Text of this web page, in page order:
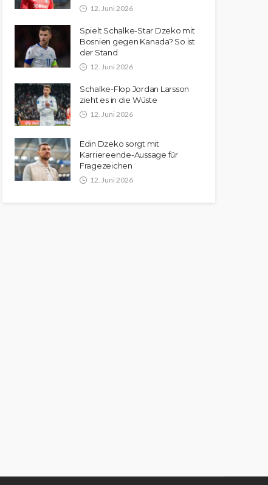
12. Juni 2026
Spielt Schalke-Star Dzeko mit
Bosnien gegen Kanada? So ist
der Stand
12. Juni 2026
Schalke-Flop Jordan Larsson
zieht es in die Wüste
12. Juni 2026
Edin Dzeko sorgt mit
Karriereende-Aussage für
Fragezeichen
12. Juni 2026